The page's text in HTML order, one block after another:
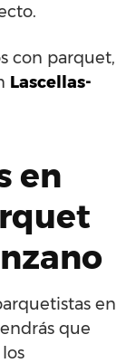
con parquet,
Lascellas-
en
en
que